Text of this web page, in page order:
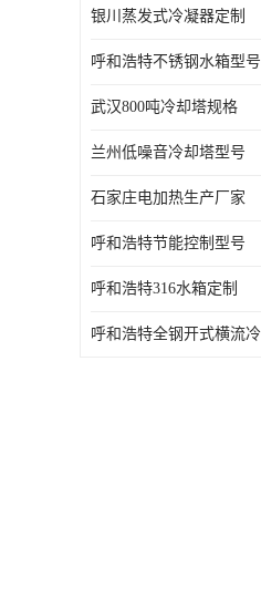
银川蒸发式冷凝器定制
呼和浩特不锈钢水箱型号
武汉800吨冷却塔规格
兰州低噪音冷却塔型号
石家庄电加热生产厂家
呼和浩特节能控制型号
呼和浩特316水箱定制